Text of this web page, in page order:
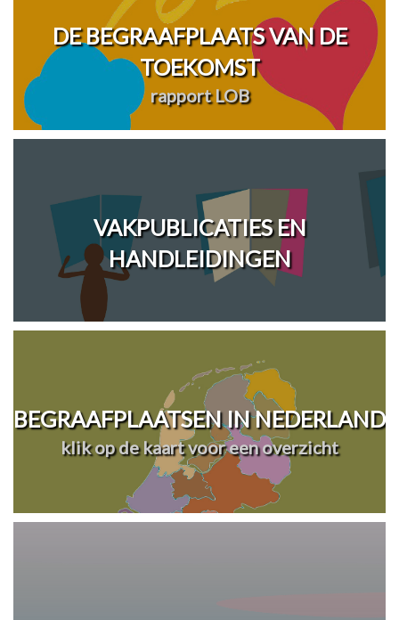
DE BEGRAAFPLAATS VAN DE
TOEKOMST
rapport LOB
VAKPUBLICATIES EN
HANDLEIDINGEN
BEGRAAFPLAATSEN IN NEDERLAND
klik op de kaart voor een overzicht